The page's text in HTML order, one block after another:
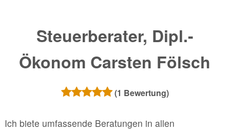
Steuerberater, Dipl.-
Ökonom Carsten Fölsch
(1 Bewertung)
Ich biete umfassende Beratungen in allen